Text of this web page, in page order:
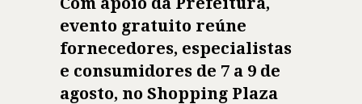
evento gratuito reúne
fornecedores, especialistas
e consumidores de 7 a 9 de
agosto, no Shopping Plaza